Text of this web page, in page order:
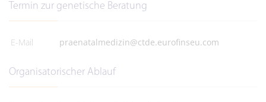
Termin zur genetische Beratung
E-Mail praenatalmedizin@ctde.eurofinseu.com
Organisatorischer Ablauf